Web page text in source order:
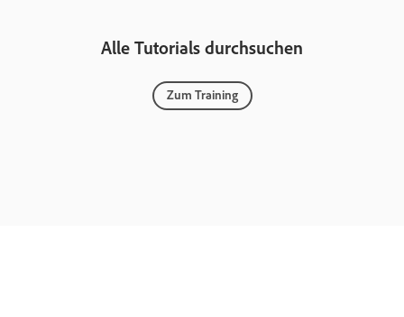
Alle Tutorials durchsuchen
Zum Training